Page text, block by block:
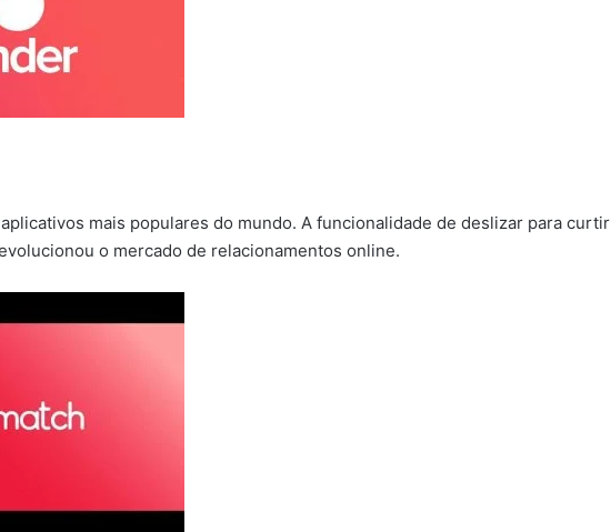
mais populares do mundo. A funcionalidade de deslizar para curtir
o mercado de relacionamentos online.